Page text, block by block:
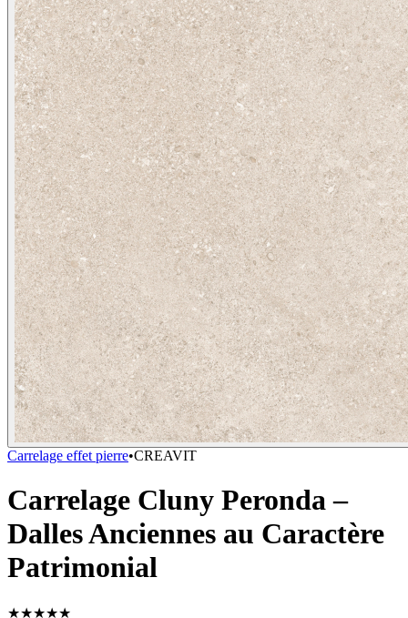
Carrelage effet pierre•CREAVIT
Carrelage Cluny Peronda –
Dalles Anciennes au Caractère
Patrimonial
★★★★★